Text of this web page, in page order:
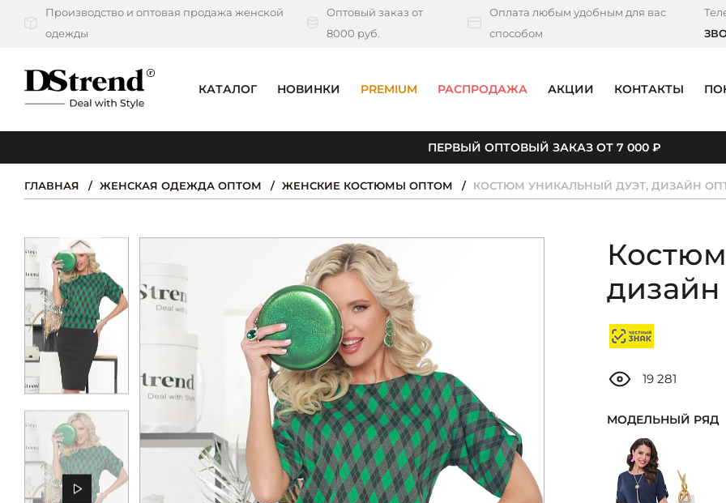
Производство и оптовая продажа женской
одежды
Оптовый заказ от
8000 руб.
Оплата любым удобным для вас
способом
КАТАЛОГ НОВИНКИ PREMIUM РАСПРОДАЖА АКЦИИ КОНТАКТЫ
ПЕРВЫЙ ОПТОВЫЙ ЗАКАЗ ОТ 7 000 ₽
КАТАЛОГ
НОВИНКИ
PREMIUM
РАСПРОДАЖА
АКЦИИ
КОНТАКТЫ
ЖУРНАЛ
О НАС
ГЛАВНАЯ ЖЕНСКАЯ ОДЕЖДА ОПТОМ ЖЕНСКИЕ КОСТЮМЫ ОПТОМ КОСТЮМ УНИКАЛЬНЫЙ ДУЭТ, ДИЗАЙН
дизайн
19 281
МОДЕЛЬНЫЙ РЯД